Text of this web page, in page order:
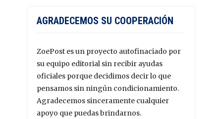
AGRADECEMOS SU COOPERACIÓN
ZoePost es un proyecto autofinaciado por
su equipo editorial sin recibir ayudas
oficiales porque decidimos decir lo que
pensamos sin ningún condicionamiento.
Agradecemos sinceramente cualquier
apoyo que puedas brindarnos.